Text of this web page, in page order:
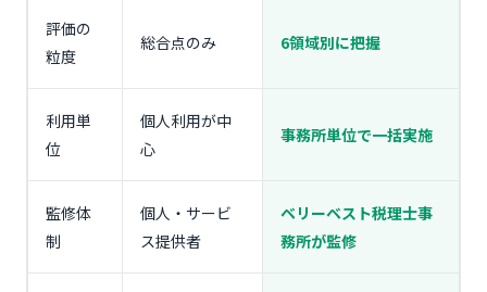
評価の
粒度
総合点のみ 6領域別に把握
利用単
位
個人利用が中
心
事務所単位で一括実施
監修体
制
個人・サービ
ス提供者
ベリーベスト税理士事
務所が監修